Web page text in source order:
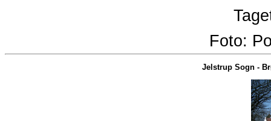
Foto:
Jelstrup Sogn -